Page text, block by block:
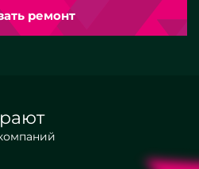
ремонт